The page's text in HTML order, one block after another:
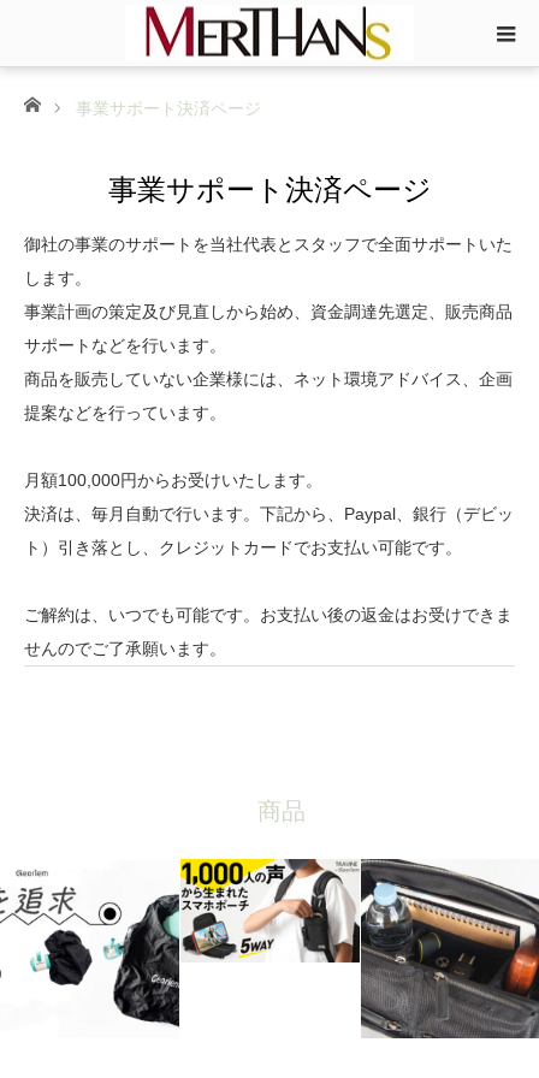
ホーム事業サポート決済ページ
事業サポート決済ページ
御社の事業のサポートを当社代表とスタッフで全面サポートいた
します。
事業計画の策定及び見直しから始め、資金調達先選定、販売商品
サポートなどを行います。
商品を販売していない企業様には、ネット環境アドバイス、企画
提案などを行っています。
月額100,000円からお受けいたします。
決済は、毎月自動で行います。下記から、Paypal、銀行（デビッ
ト）引き落とし、クレジットカードでお支払い可能です。
ご解約は、いつでも可能です。お支払い後の返金はお受けできま
せんのでご了承願います。
商品